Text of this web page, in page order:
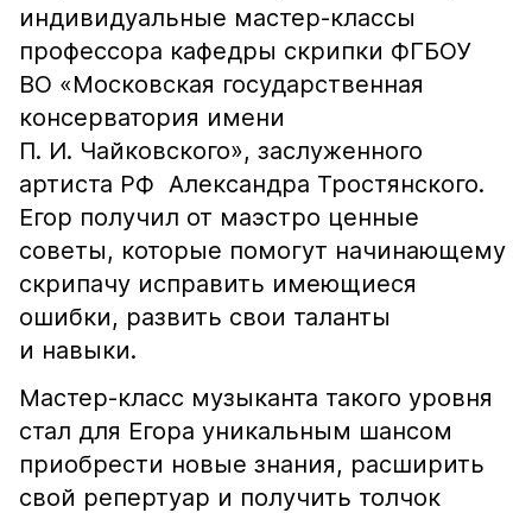
индивидуальные мастер-классы
профессора кафедры скрипки ФГБОУ
ВО «Московская государственная
консерватория имени
П. И. Чайковского», заслуженного
артиста РФ Александра Тростянского.
Егор получил от маэстро ценные
советы, которые помогут начинающему
скрипачу исправить имеющиеся
ошибки, развить свои таланты
и навыки.
Мастер-класс музыканта такого уровня
стал для Егора уникальным шансом
приобрести новые знания, расширить
свой репертуар и получить толчок